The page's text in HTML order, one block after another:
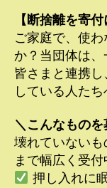
【断捨離を寄
ご家庭で、使
か？当団体は
皆さまと連携
している人たち
＼こんなもの
壊れていない
まで幅広く受付
押し入れに